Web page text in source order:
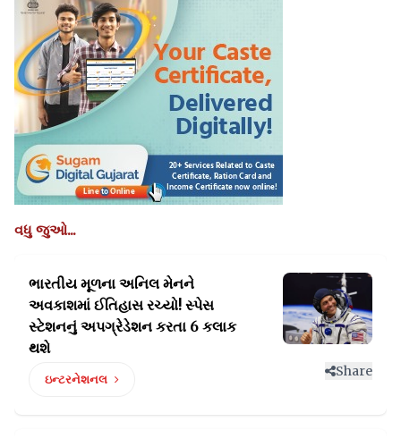
વધુ જુઓ...
ભારતીય મૂળના અનિલ મેનને
અવકાશમાં ઈતિહાસ રચ્યો! સ્પેસ
સ્ટેશનનું અપગ્રેડેશન કરતા 6 કલાક
થશે
ઇન્ટરનેશનલ
Share